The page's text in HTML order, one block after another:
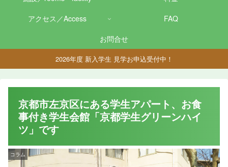
アクセス／Access
FAQ
お問合せ
2026年度 新入学生 見学お申込受付中！
京都市左京区にある学生アパート、お食
事付き学生会館「京都学生グリーンハイ
ツ」です
コラム